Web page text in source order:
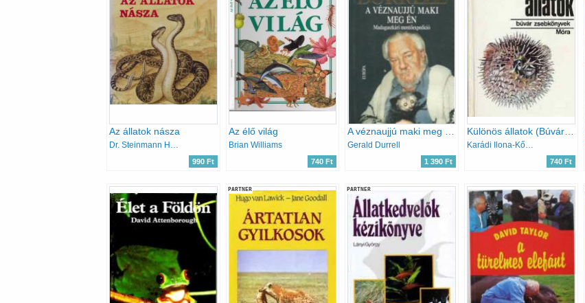
Az állatok násza
Dr. Steinmann Henrik
990 Ft
Az élő világ
Brian Williams
740 Ft
Gerald Durrell
1 390 Ft
Különös állatok (Búvár zsebkönyvek)
Karádi Ilona-Kőnig Frigyes
740 Ft
PARTNER PARTNER